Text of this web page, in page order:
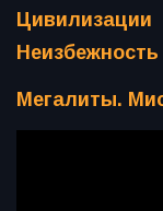
Неизбежность
Мегалиты.